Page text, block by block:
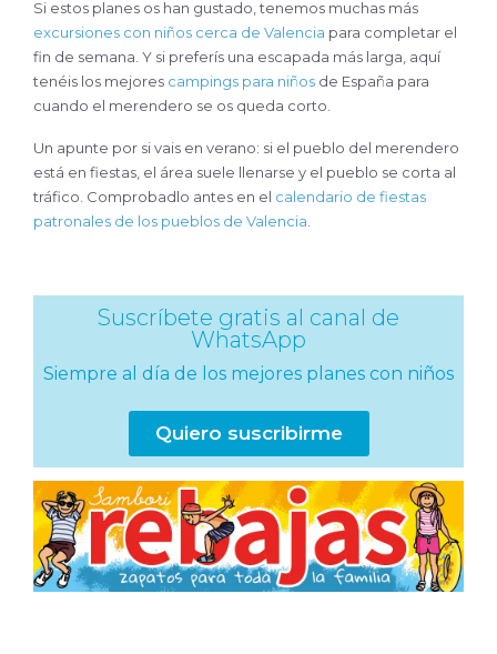
Si estos planes os han gustado, tenemos muchas más
excursiones con niños cerca de Valencia para completar el
fin de semana. Y si preferís una escapada más larga, aquí
tenéis los mejores campings para niños de España para
cuando el merendero se os queda corto.
Un apunte por si vais en verano: si el pueblo del merendero
está en fiestas, el área suele llenarse y el pueblo se corta al
tráfico. Comprobadlo antes en el calendario de fiestas
patronales de los pueblos de Valencia
Suscríbete gratis al canal de
WhatsApp
Siempre al día de los mejores planes con niños
Quiero suscribirme